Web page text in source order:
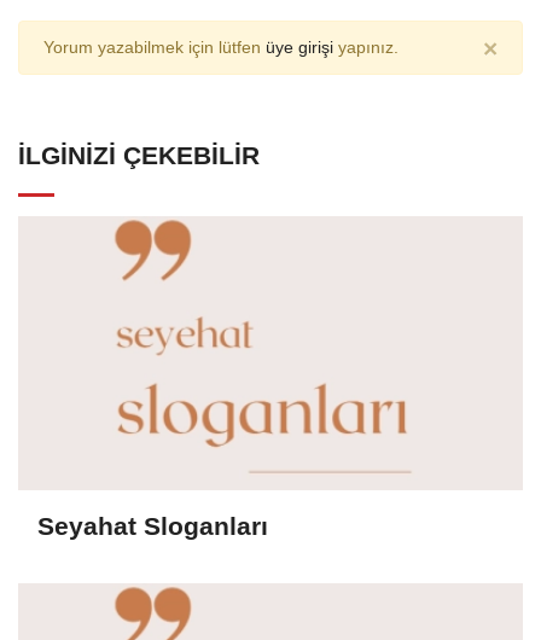
Yorum yazabilmek için lütfen üye girişi yapınız. ×
İLGINIZI ÇEKEBILIR
Seyahat Sloganları